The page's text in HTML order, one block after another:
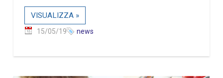
VISUALIZZA »
15/05/19 news